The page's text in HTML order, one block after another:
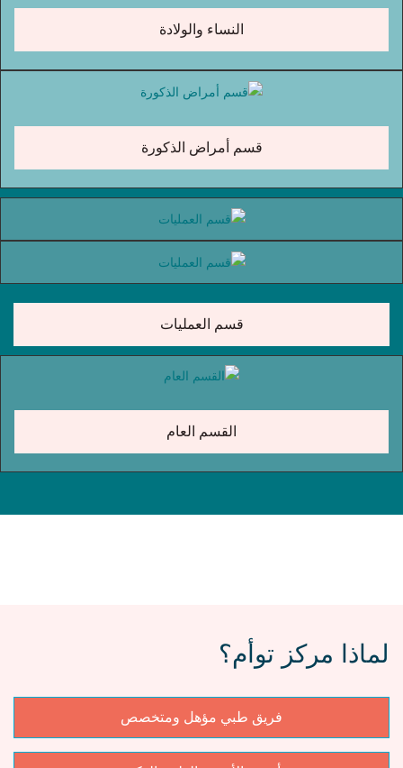
النساء والولادة
قسم أمراض الذكورة
قسم العمليات
القسم العام
لماذا مركز توأم؟
فريق طبي مؤهل ومتخصص